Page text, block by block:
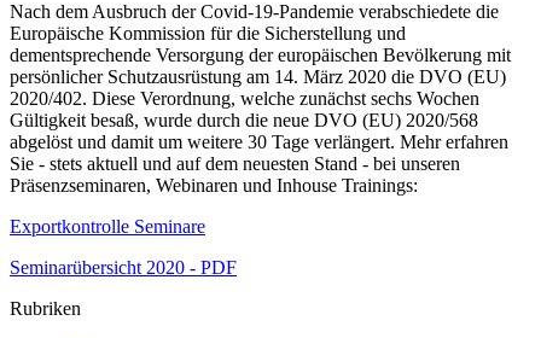
Nach dem Ausbruch der Covid-19-Pandemie verabschiedete die
Europäische Kommission für die Sicherstellung und
dementsprechende Versorgung der europäischen Bevölkerung mit
persönlicher Schutzausrüstung am 14. März 2020 die DVO (EU)
2020/402. Diese Verordnung, welche zunächst sechs Wochen
Gültigkeit besaß, wurde durch die neue DVO (EU) 2020/568
abgelöst und damit um weitere 30 Tage verlängert. Mehr erfahren
Sie - stets aktuell und auf dem neuesten Stand - bei unseren
Präsenzseminaren, Webinaren und Inhouse Trainings:
Exportkontrolle Seminare
Seminarübersicht 2020 - PDF
Rubriken